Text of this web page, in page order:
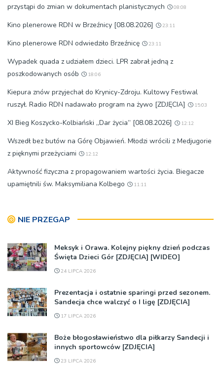
przystąpi do zmian w dokumentach planistycznych
08:08
Kino plenerowe RDN w Brzeźnicy [08.08.2026] 23:11
Kino plenerowe RDN odwiedziło Brzeźnicę 23:11
Wypadek quada z udziałem dzieci. LPR zabrał jedną z
poszkodowanych osób
18:06
Kiepura znów przyjechał do Krynicy-Zdroju. Kultowy Festiwal
ruszył. Radio RDN nadawało program na żywo [ZDJĘCIA]
15:03
XI Bieg Koszycko-Kolbiański „Dar życia” [08.08.2026] 12:12
Wszedł bez butów na Górę Objawień. Młodzi wrócili z Medjugorie
z pięknymi przeżyciami
12:12
Aktywność fizyczna z propagowaniem wartości życia. Biegacze
upamiętnili św. Maksymiliana Kolbego
11:11
NIE PRZEGAP
Meksyk i Orawa. Kolejny piękny dzień podczas
Święta Dzieci Gór [ZDJĘCIA] [WIDEO]
24 LIPCA 2026
Prezentacja i ostatnie sparingi przed sezonem.
Sandecja chce walczyć o I ligę [ZDJĘCIA]
17 LIPCA 2026
Boże błogosławieństwo dla piłkarzy Sandecji i
innych sportowców [ZDJĘCIA]
23 LIPCA 2026